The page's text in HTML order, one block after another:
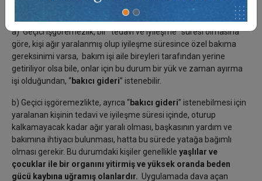
3- Hem geçici güç kaybı, hem bakıcı gideri istenemez
a) Geçici işgöremezlik, bir “tedavi ve iyileşme” süresi olmasına
göre, kişi ağır yaralanmış olup iyileşme süresince özel bakıma
gereksinimi varsa, bakım işi aile bireyleri tarafından yerine
getiriliyor olsa bile, onlar için bu durum bir yük ve zaman ayırma
işi olduğundan, “bakıcı gideri” istenebilir.
b) Geçici işgöremezlikte, ayrıca “bakıcı gideri” istenebilmesi için
yaralanan kişinin tedavi ve iyileşme süresi içinde, oturup
kalkamayacak kadar ağır yaralı olması, başkasının yardım ve
bakımına ihtiyacı bulunması, hatta bu sürede yatağa bağımlı
olması gerekir. Bu durumdaki kişiler genellikle yaşlılar ve
çocuklar ile bir organını yitirmiş ve yüksek oranda beden
gücü kaybına uğramış olanlardır. Uygulamada dava açan